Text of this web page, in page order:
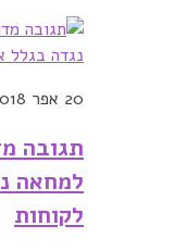
20 אפר 2018
תגובה
למחאה
לקוחות